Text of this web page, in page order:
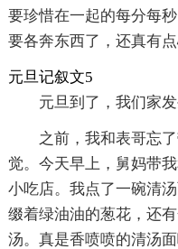
要珍惜在一起的每分每
要各奔东西了，还真有点
元旦记叙文5
元旦到了，我们家
之前，我和表哥忘
觉。今天早上，舅妈带
小吃店。我点了一碗清
缀着绿油油的葱花，还
汤。真是香喷喷的清汤